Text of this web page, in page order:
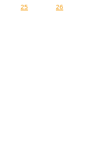
25
26